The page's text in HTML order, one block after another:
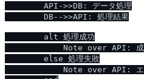
        API->>DB: データ処理
        DB-->>API: 処理結果
        alt 処理成功
Note over API: 成
        else 処理失敗
Note over API: エ